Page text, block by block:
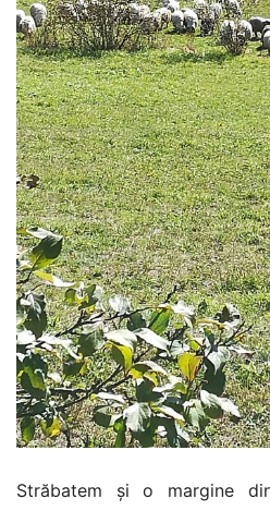
Străbatem și o margine